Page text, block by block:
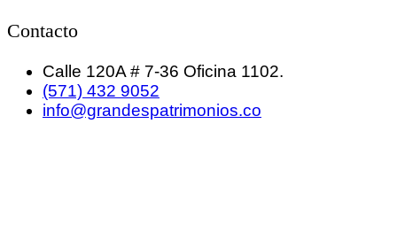
Contacto
Calle 120A # 7-36 Oficina 1102.
(571) 432 9052
info@grandespatrimonios.co